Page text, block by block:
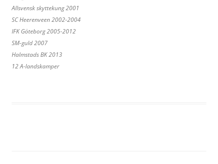
Allsvensk skyttekung 2001
SC Heerenveen 2002-2004
IFK Göteborg 2005-2012
SM-guld 2007
Halmstads BK 2013
12 A-landskamper